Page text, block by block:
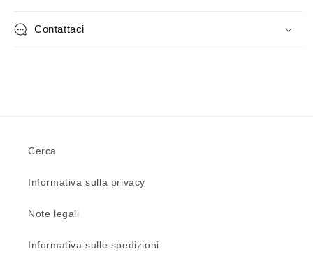
Contattaci
Cerca
Informativa sulla privacy
Note legali
Informativa sulle spedizioni